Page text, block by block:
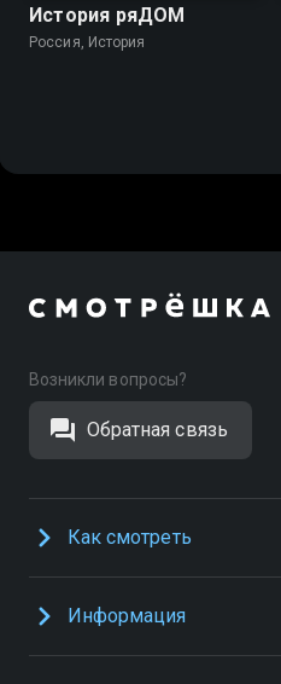
История ряДОМ
Россия, История
Возникли вопросы?
Обратная связь
Как смотреть
Информация